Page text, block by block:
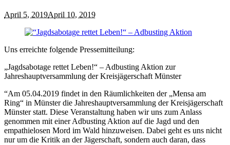
April 5, 2019April 10, 2019
Uns erreichte folgende Pressemitteilung:
„Jagdsabotage rettet Leben!“ – Adbusting Aktion zur
Jahreshauptversammlung der Kreisjägerschaft Münster
“Am 05.04.2019 findet in den Räumlichkeiten der „Mensa am
Ring“ in Münster die Jahreshauptversammlung der Kreisjägerschaft
Münster statt. Diese Veranstaltung haben wir uns zum Anlass
genommen mit einer Adbusting Aktion auf die Jagd und den
empathielosen Mord im Wald hinzuweisen. Dabei geht es uns nicht
nur um die Kritik an der Jägerschaft, sondern auch daran, dass